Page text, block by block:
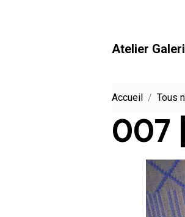
Atelier
Accueil Tous
007